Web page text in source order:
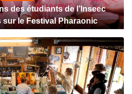
des étudiants de l’Inseec
sur le Festival Pharaonic